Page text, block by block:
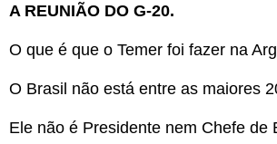
A REUNIÃO DO G-20.
O que é que o Temer foi fazer na
O Brasil não está entre as maiores
Ele não é Presidente nem Chefe de